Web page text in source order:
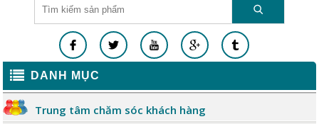
DANH MỤC
Trung tâm chăm sóc khách hàng